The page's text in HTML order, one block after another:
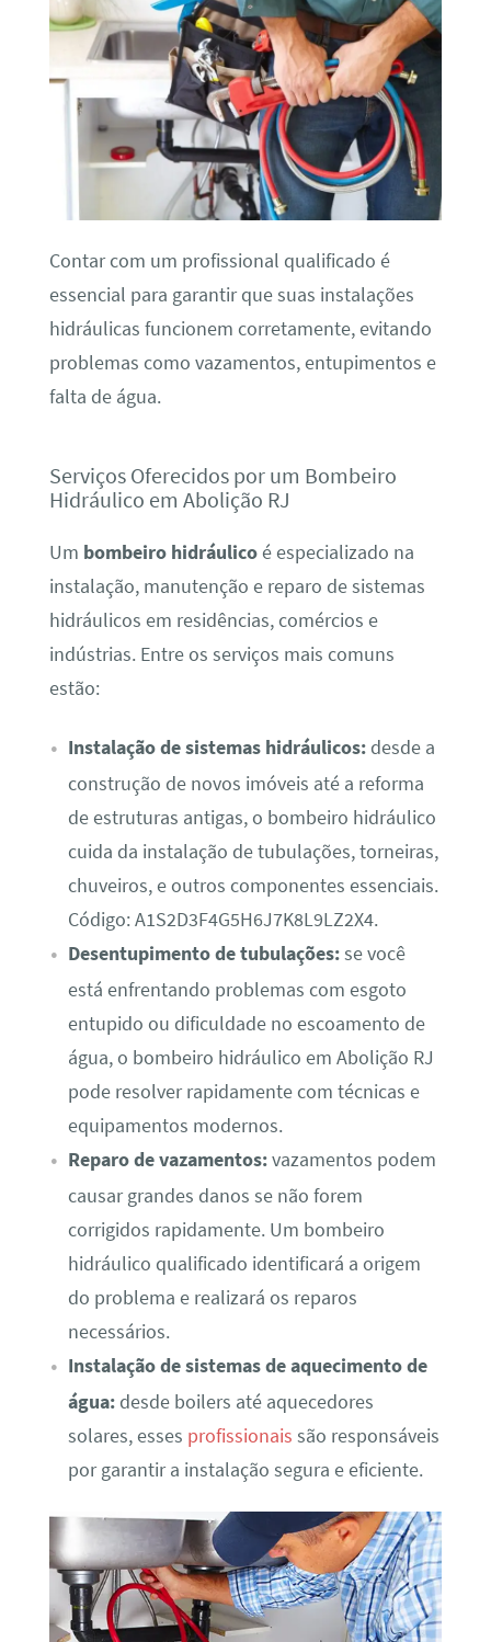
Contar com um profissional qualificado é
essencial para garantir que suas instalações
hidráulicas funcionem corretamente, evitando
problemas como vazamentos, entupimentos e
falta de água.
Serviços Oferecidos por um Bombeiro
Hidráulico em Abolição RJ
Um bombeiro hidráulicoé especializado na
instalação, manutenção e reparo de sistemas
hidráulicos em residências, comércios e
indústrias. Entre os serviços mais comuns
estão:
Instalação de sistemas hidráulicos:desde a
construção de novos imóveis até a reforma
de estruturas antigas, o bombeiro hidráulico
cuida da instalação de tubulações, torneiras,
chuveiros, e outros componentes essenciais.
Código: A1S2D3F4G5H6J7K8L9LZ2X4.
Desentupimento de tubulações:se você
está enfrentando problemas com esgoto
entupido ou dificuldade no escoamento de
água, o bombeiro hidráulico em Abolição RJ
pode resolver rapidamente com técnicas e
equipamentos modernos.
Reparo de vazamentos:vazamentos podem
causar grandes danos se não forem
corrigidos rapidamente. Um bombeiro
hidráulico qualificado identificará a origem
do problema e realizará os reparos
necessários.
Instalação de sistemas de aquecimento de
água:desde boilers até aquecedores
solares, esses profissionais são responsáveis
por garantir a instalação segura e eficiente.